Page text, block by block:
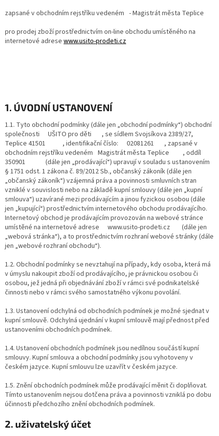
zapsané v obchodním rejstříku vedeném - Magistrát města Teplice
pro prodej zboží prostřednictvím on-line obchodu umístěného na
internetové adrese www.usito-prodeti.cz
1. ÚVODNÍ USTANOVENÍ
1.1. Tyto obchodní podmínky (dále jen „obchodní podmínky“) obchodní
společnosti UŠITO pro děti , se sídlem Svojsíkova 2389/27,
Teplice 41501 , identifikační číslo: 02081261 , zapsané v
obchodním rejstříku vedeném Magistrát města Teplice , oddíl
350901 (dále jen „prodávající“) upravují v souladu s ustanovením
§ 1751 odst. 1 zákona č. 89/2012 Sb., občanský zákoník (dále jen
„občanský zákoník“) vzájemná práva a povinnosti smluvních stran
vzniklé v souvislosti nebo na základě kupní smlouvy (dále jen „kupní
smlouva“) uzavírané mezi prodávajícím a jinou fyzickou osobou (dále
jen „kupující“) prostřednictvím internetového obchodu prodávajícího.
Internetový obchod je prodávajícím provozován na webové stránce
umístěné na internetové adrese www.usito-prodeti.cz (dále jen
„webová stránka“), a to prostřednictvím rozhraní webové stránky (dále
jen „webové rozhraní obchodu“).
1.2. Obchodní podmínky se nevztahují na případy, kdy osoba, která má
v úmyslu nakoupit zboží od prodávajícího, je právnickou osobou či
osobou, jež jedná při objednávání zboží v rámci své podnikatelské
činnosti nebo v rámci svého samostatného výkonu povolání.
1.3. Ustanovení odchylná od obchodních podmínek je možné sjednat v
kupní smlouvě. Odchylná ujednání v kupní smlouvě mají přednost před
ustanoveními obchodních podmínek.
1.4. Ustanovení obchodních podmínek jsou nedílnou součástí kupní
smlouvy. Kupní smlouva a obchodní podmínky jsou vyhotoveny v
českém jazyce. Kupní smlouvu lze uzavřít v českém jazyce.
1.5. Znění obchodních podmínek může prodávající měnit či doplňovat.
Tímto ustanovením nejsou dotčena práva a povinnosti vzniklá po dobu
účinnosti předchozího znění obchodních podmínek.
2. uživatelský účet